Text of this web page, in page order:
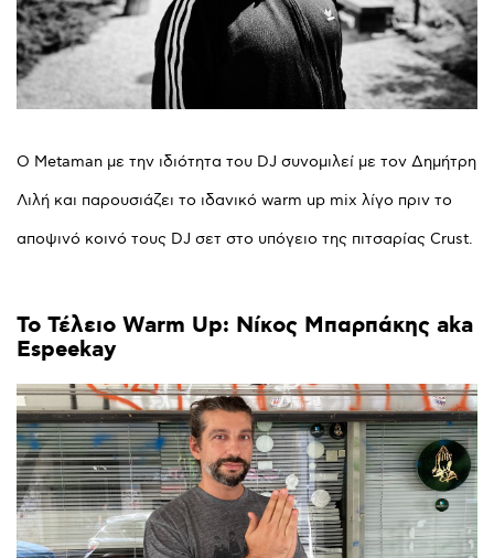
Ο Μetaman με την ιδιότητα του DJ συνομιλεί με τον Δημήτρη
Λιλή και παρουσιάζει το ιδανικό warm up mix λίγο πριν το
αποψινό κοινό τους DJ σετ στο υπόγειο της πιτσαρίας Crust.
To Τέλειο Warm Up: Nίκος Μπαρπάκης aka
Espeekay